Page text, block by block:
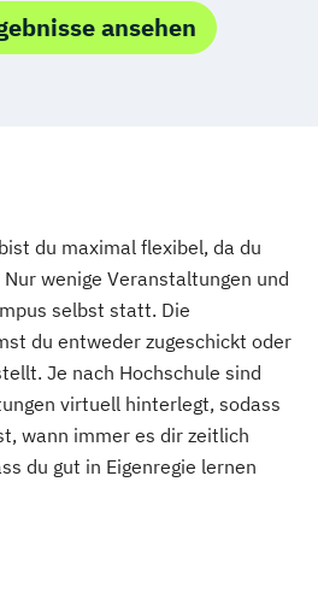
ansehen
du maximal flexibel, da du
wenige Veranstaltungen und
selbst statt. Die
du entweder zugeschickt oder
Je nach Hochschule sind
virtuell hinterlegt, sodass
wann immer es dir zeitlich
du gut in Eigenregie lernen